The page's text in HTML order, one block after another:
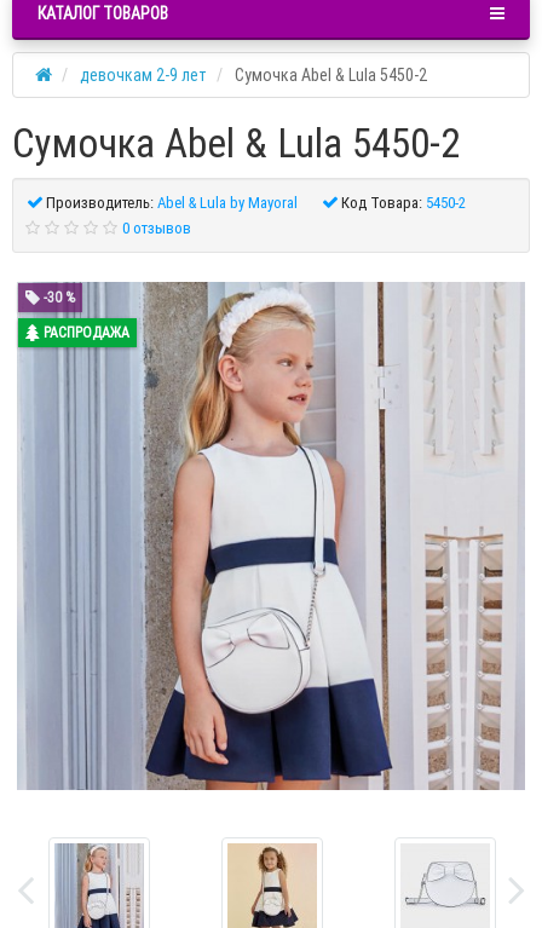
КАТАЛОГ ТОВАРОВ
девочкам 2-9 лет Сумочка Abel & Lula 5450-2
Сумочка Abel & Lula 5450-2
Производитель:Abel & Lula by Mayoral Код Товара: 5450-2
0 отзывов
-30 %
РАСПРОДАЖА